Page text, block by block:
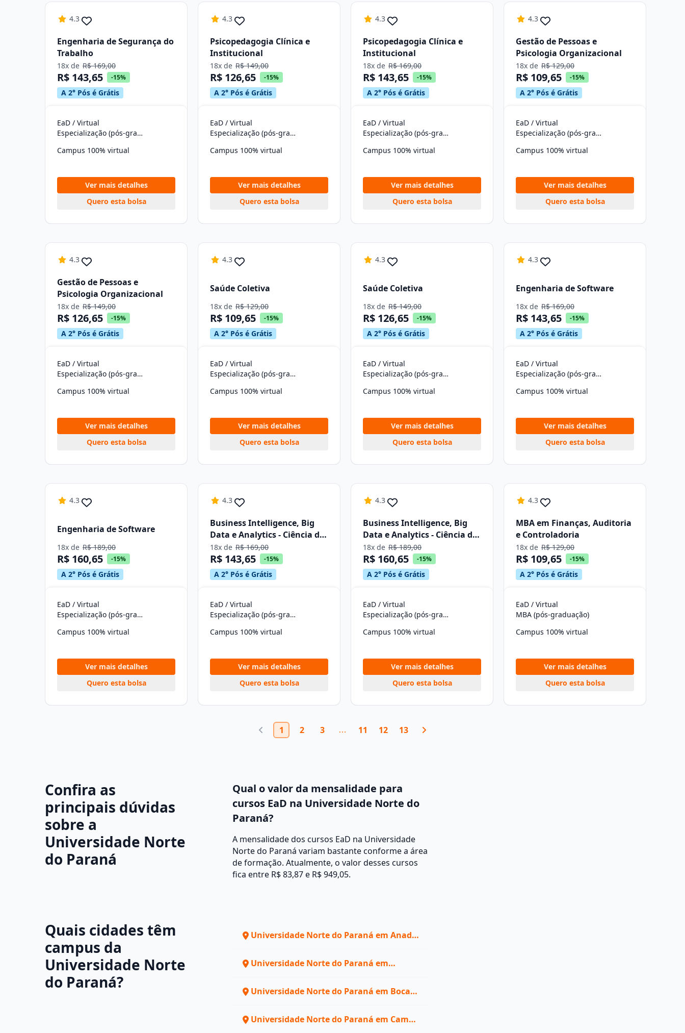
4.3
Engenharia de Segurança do
Trabalho
18x de R$ 169,00
R$ 143,65 -15%
A 2° Pós é Grátis
EaD / Virtual
Especialização (pós-graduação)
Campus 100% virtual
Ver mais detalhes
Quero esta bolsa
4.3
Psicopedagogia Clínica e
Institucional
18x de R$ 149,00
R$ 126,65 -15%
A 2° Pós é Grátis
EaD / Virtual
Especialização (pós-graduação)
Campus 100% virtual
Ver mais detalhes
Quero esta bolsa
4.3
Psicopedagogia Clínica e
Institucional
18x de R$ 169,00
R$ 143,65 -15%
A 2° Pós é Grátis
EaD / Virtual
Especialização (pós-graduação)
Campus 100% virtual
Ver mais detalhes
Quero esta bolsa
4.3
Gestão de Pessoas e
Psicologia Organizacional
18x de R$ 129,00
R$ 109,65 -15%
A 2° Pós é Grátis
EaD / Virtual
Especialização (pós-graduação)
Campus 100% virtual
Ver mais detalhes
Quero esta bolsa
4.3
Gestão de Pessoas e
Psicologia Organizacional
18x de R$ 149,00
R$ 126,65 -15%
A 2° Pós é Grátis
EaD / Virtual
Especialização (pós-graduação)
Campus 100% virtual
Ver mais detalhes
Quero esta bolsa
4.3
Saúde Coletiva
18x de R$ 129,00
R$ 109,65 -15%
A 2° Pós é Grátis
EaD / Virtual
Especialização (pós-graduação)
Campus 100% virtual
Ver mais detalhes
Quero esta bolsa
4.3
Saúde Coletiva
18x de R$ 149,00
R$ 126,65 -15%
A 2° Pós é Grátis
EaD / Virtual
Especialização (pós-graduação)
Campus 100% virtual
Ver mais detalhes
Quero esta bolsa
4.3
Engenharia de Software
18x de R$ 169,00
R$ 143,65 -15%
A 2° Pós é Grátis
EaD / Virtual
Especialização (pós-graduação)
Campus 100% virtual
Ver mais detalhes
Quero esta bolsa
4.3
Engenharia de Software
18x de R$ 189,00
R$ 160,65 -15%
A 2° Pós é Grátis
EaD / Virtual
Especialização (pós-graduação)
Campus 100% virtual
Ver mais detalhes
Quero esta bolsa
4.3
Business Intelligence, Big
Data e Analytics - Ciência de
Dados
18x de R$ 169,00
R$ 143,65 -15%
A 2° Pós é Grátis
EaD / Virtual
Especialização (pós-graduação)
Campus 100% virtual
Ver mais detalhes
Quero esta bolsa
4.3
Business Intelligence, Big
Data e Analytics - Ciência de
Dados
18x de R$ 189,00
R$ 160,65 -15%
A 2° Pós é Grátis
EaD / Virtual
Especialização (pós-graduação)
Campus 100% virtual
Ver mais detalhes
Quero esta bolsa
4.3
MBA em Finanças, Auditoria
e Controladoria
18x de R$ 129,00
R$ 109,65 -15%
A 2° Pós é Grátis
EaD / Virtual
MBA (pós-graduação)
Campus 100% virtual
Ver mais detalhes
Quero esta bolsa
1 2 3 11 12 13
Confira as
principais dúvidas
sobre a
Universidade Norte
do Paraná
Qual o valor da mensalidade para
cursos EaD na Universidade Norte do
Paraná?
A mensalidade dos cursos EaD na Universidade
Norte do Paraná variam bastante conforme a área
de formação. Atualmente, o valor desses cursos
fica entre R$ 83,87 e R$ 949,05.
Quais cidades têm
campus da
Universidade Norte
do Paraná?
Universidade Norte do Paraná em Anadia
Universidade Norte do Paraná em
Universidade Norte do Paraná em Boca
Universidade Norte do Paraná em Campo